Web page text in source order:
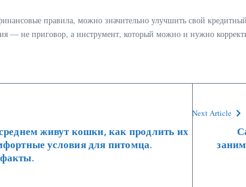
правила, можно значительно улучшить свой
— не приговор, а инструмент, который можно и нужно
живут кошки, как продлить их
условия для питомца.
Next Article